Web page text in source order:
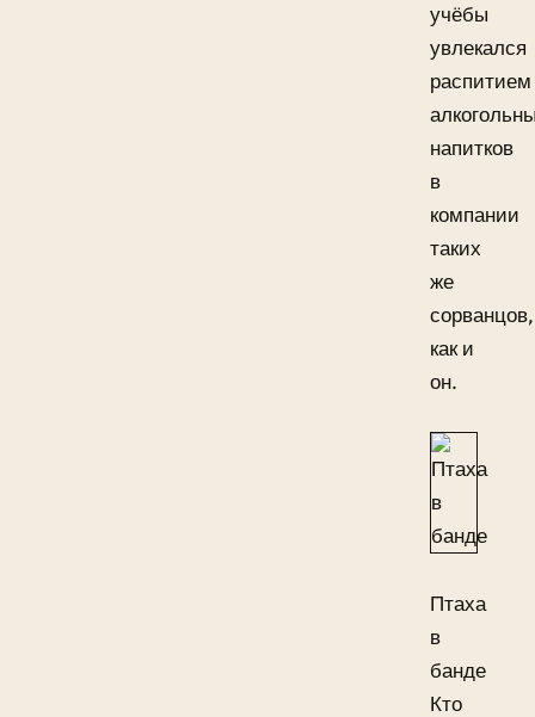
учёбы
увлекался
распитием
напитков
в
компании
таких
же
сорванцов,
как и
он.
Птаха
в
банде
Кто